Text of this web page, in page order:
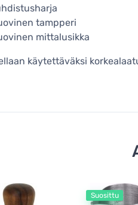
tampperi
mittalusikka
käytettäväksi
Suosittu